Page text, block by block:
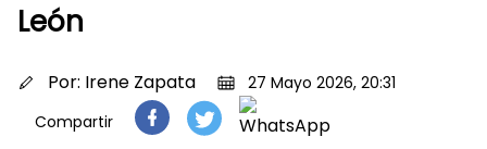
León
Por: Irene Zapata
27 Mayo 2026, 20:31
Compartir